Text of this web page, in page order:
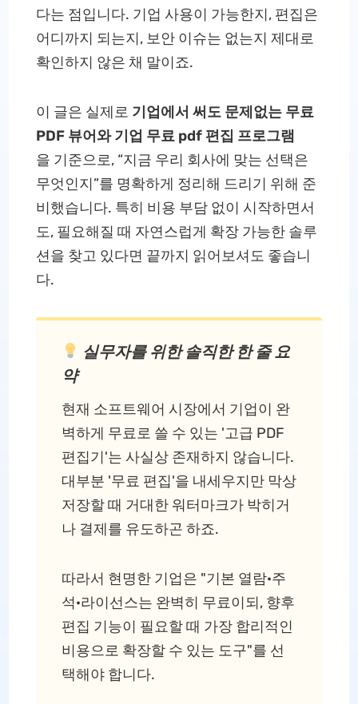
다는 점입니다. 기업 사용이 가능한지, 편집은
어디까지 되는지, 보안 이슈는 없는지 제대로
확인하지 않은 채 말이죠.
이 글은 실제로 기업에서 써도 문제없는 무료
PDF 뷰어와 기업 무료 pdf 편집 프로그램
을 기준으로, “지금 우리 회사에 맞는 선택은
무엇인지”를 명확하게 정리해 드리기 위해 준
비했습니다. 특히 비용 부담 없이 시작하면서
도, 필요해질 때 자연스럽게 확장 가능한 솔루
션을 찾고 있다면 끝까지 읽어보셔도 좋습니
다.
실무자를 위한 솔직한 한 줄 요
약
현재 소프트웨어 시장에서 기업이 완
벽하게 무료로 쓸 수 있는 '고급 PDF
편집기'는 사실상 존재하지 않습니다.
대부분 '무료 편집'을 내세우지만 막상
저장할 때 거대한 워터마크가 박히거
나 결제를 유도하곤 하죠.
따라서 현명한 기업은 "기본 열람·주
석·라이선스는 완벽히 무료이되, 향후
편집 기능이 필요할 때 가장 합리적인
비용으로 확장할 수 있는 도구"를 선
택해야 합니다.